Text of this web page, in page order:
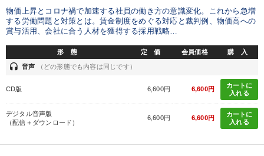
物価上昇とコロナ禍で加速する社員の働き方の意識変化。これから急増
する労働問題と対策とは。賃金制度をめぐる対応と裁判例、物価高への
賞与活用、会社に合う人材を獲得する採用戦略…
形 態 定 価 会員価格 購 入
headset 音声 （どの形態でも内容は同じです）
CD版 6,600円 6,600円
カートに
入れる
デジタル音声版
（配信＋ダウンロード）
6,600円 6,600円
カートに
入れる